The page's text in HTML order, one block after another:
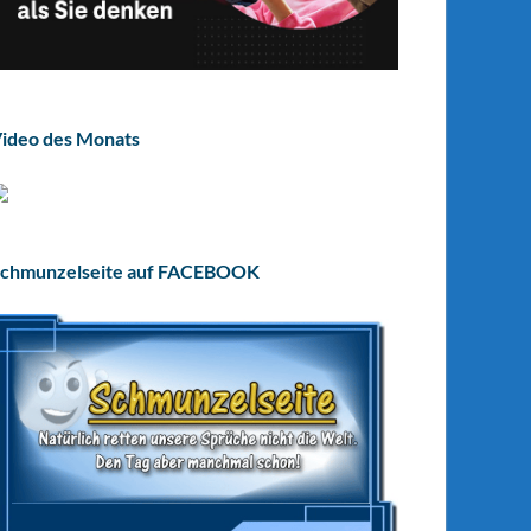
des Monats
auf FACEBOOK